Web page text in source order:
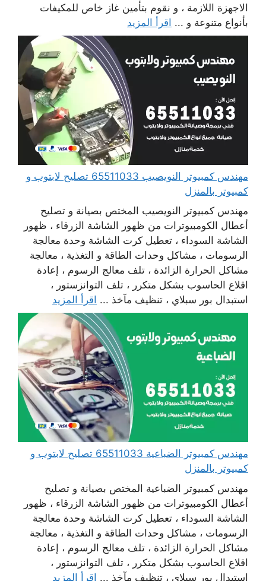
الاجهزة اللازمة ، و نقوم بتأمين غاز خاص للمكيفات
بأنواع متنوعة و ... اقرأ المزيد
مهندس كمبيوتر النويصيب 65511033 تصليح لابتوب و
كمبيوتر بالمنزل
مهندس كمبيوتر النويصيب المختص بصيانة و تصليح
أعطال الكومبيوترات من ظهور الشاشة الزرقاء ، ظهور
الشاشة السوداء ، تعطيل كرت الشاشة وحدة معالجة
الرسومات ، مشاكل وحدات الطاقة و التغذية ، معالجة
مشاكل الحرارة الزائدة ، تلف معالج الرسوم ، إعادة
اقلاع الحاسوب بشكل متكرر ، تلف التوانزستور ،
استبدال بور سبلاي ، تنظيف مآخذ ... اقرأ المزيد
مهندس كمبيوتر الضباعية 65511033 تصليح لابتوب و
كمبيوتر بالمنزل
مهندس كمبيوتر الضباعية المختص بصيانة و تصليح
أعطال الكومبيوترات من ظهور الشاشة الزرقاء ، ظهور
الشاشة السوداء ، تعطيل كرت الشاشة وحدة معالجة
الرسومات ، مشاكل وحدات الطاقة و التغذية ، معالجة
مشاكل الحرارة الزائدة ، تلف معالج الرسوم ، إعادة
اقلاع الحاسوب بشكل متكرر ، تلف التوانزستور ،
استبدال بور سبلاي ، تنظيف مآخذ ... اقرأ المزيد